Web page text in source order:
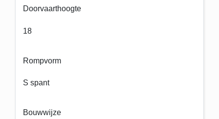
Doorvaarthoogte
18
Rompvorm
S spant
Bouwwijze